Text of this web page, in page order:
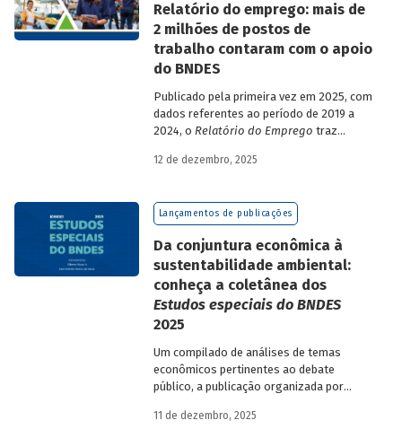
Relatório do emprego: mais de
2 milhões de postos de
trabalho contaram com o apoio
do BNDES
Publicado pela primeira vez em 2025, com
dados referentes ao período de 2019 a
2024, o Relatório do Emprego traz
atuação do Banco sobre o mercado de
empregos da economia.
12 de dezembro, 2025
Lançamentos de publicações
Da conjuntura econômica à
sustentabilidade ambiental:
conheça a coletânea dos
Estudos especiais do BNDES
2025
Um compilado de análises de temas
econômicos pertinentes ao debate
público, a publicação organizada por
Souza, economistas do BNDES, reúne 25
11 de dezembro, 2025